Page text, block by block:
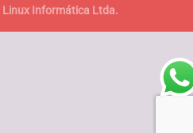
Linux Informática Ltda.